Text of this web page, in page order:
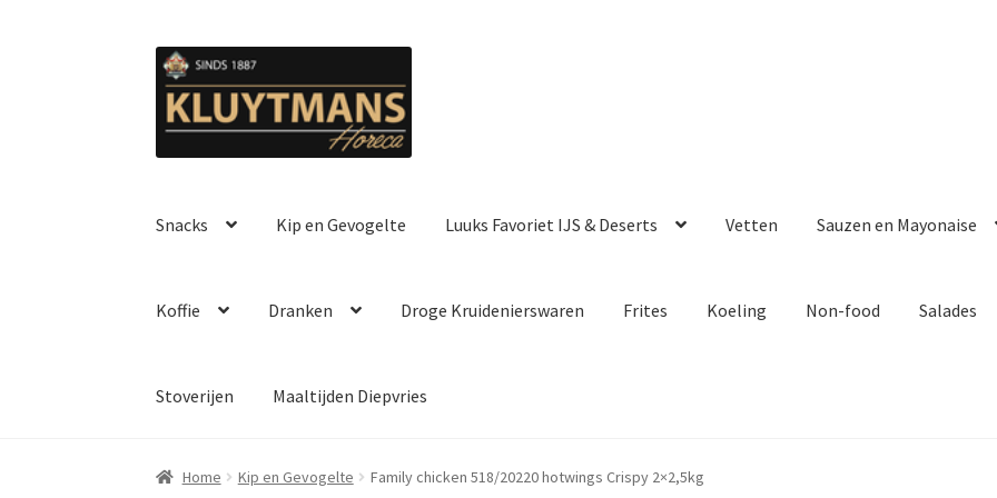
Ga
door
naar
Ga
naar
de
Snacks Kip en Gevogelte Luuks Favoriet IJS & Deserts Vetten Sauzen en Mayonaise
Koffie Dranken Droge Kruidenierswaren Frites Koeling Non-food Salades
Stoverijen Maaltijden Diepvries
Home Kip en Gevogelte Family chicken 518/20220 hotwings Crispy 2×2,5kg